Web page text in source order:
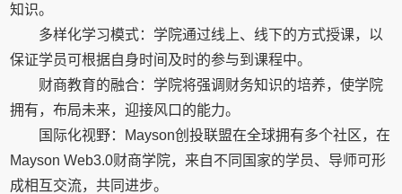
知识。
多样化学习模式：学院通过线上、线下的方式授课，以
保证学员可根据自身时间及时的参与到课程中。
财商教育的融合：学院将强调财务知识的培养，使学院
拥有，布局未来，迎接风口的能力。
国际化视野：Mayson创投联盟在全球拥有多个社区，在
Mayson Web3.0财商学院，来自不同国家的学员、导师可形
成相互交流，共同进步。